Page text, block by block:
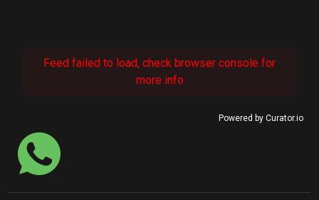
Feed failed to load, check browser console for
more info
Powered by Curator.io